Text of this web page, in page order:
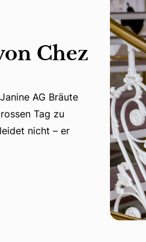
Chez
AG Bräute und
AG Bräute
Tag zu
nicht – er